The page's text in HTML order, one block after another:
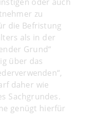
zu
die Befristung
als in der
Grund“
über das
daher wie
Sachgrundes.
genügt hierfür